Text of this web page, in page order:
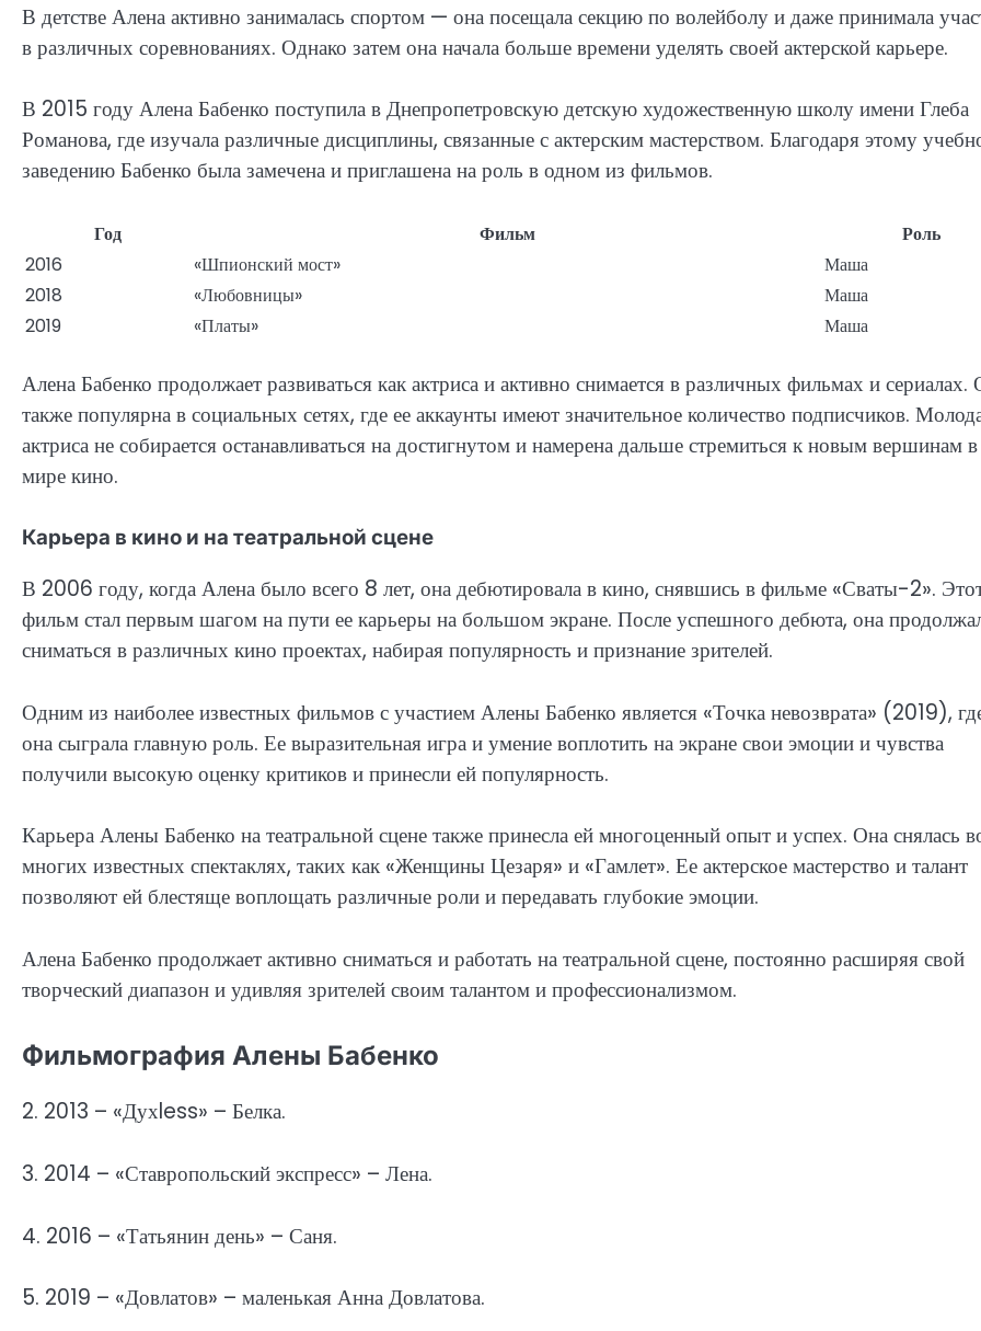
В детстве Алена активно занималась спортом — она посещала секцию по волейболу и даже принимала
в различных соревнованиях. Однако затем она начала больше времени уделять своей актерской карьере.
В 2015 году Алена Бабенко поступила в Днепропетровскую детскую художественную школу имени Глеба
Романова, где изучала различные дисциплины, связанные с актерским мастерством. Благодаря этому
заведению Бабенко была замечена и приглашена на роль в одном из фильмов.
Год Фильм
Роль
2016
«Шпионский мост»
Маша
2018
«Любовницы»
Маша
2019
«Платы» Маша
Алена Бабенко продолжает развиваться как актриса и активно снимается в различных фильмах и сериалах.
также популярна в социальных сетях, где ее аккаунты имеют значительное количество подписчиков.
актриса не собирается останавливаться на достигнутом и намерена дальше стремиться к новым вершинам в
мире кино.
Карьера в кино и на театральной сцене
В 2006 году, когда Алена было всего 8 лет, она дебютировала в кино, снявшись в фильме «Сваты-2».
фильм стал первым шагом на пути ее карьеры на большом экране. После успешного дебюта, она
сниматься в различных кино проектах, набирая популярность и признание зрителей.
Одним из наиболее известных фильмов с участием Алены Бабенко является «Точка невозврата» (2019),
она сыграла главную роль. Ее выразительная игра и умение воплотить на экране свои эмоции и чувства
получили высокую оценку критиков и принесли ей популярность.
Карьера Алены Бабенко на театральной сцене также принесла ей многоценный опыт и успех. Она снялась
многих известных спектаклях, таких как «Женщины Цезаря» и «Гамлет». Ее актерское мастерство и талант
позволяют ей блестяще воплощать различные роли и передавать глубокие эмоции.
Алена Бабенко продолжает активно сниматься и работать на театральной сцене, постоянно расширяя свой
творческий диапазон и удивляя зрителей своим талантом и профессионализмом.
Фильмография Алены Бабенко
2. 2013 – «Духless» – Белка.
3. 2014 – «Ставропольский экспресс» – Лена.
4. 2016 – «Татьянин день» – Саня.
5. 2019 – «Довлатов» – маленькая Анна Довлатова.